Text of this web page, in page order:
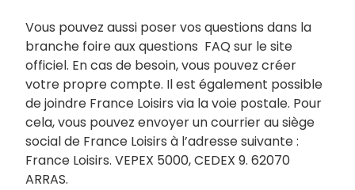
Vous pouvez aussi poser vos questions dans la
branche foire aux questions FAQ sur le site
officiel. En cas de besoin, vous pouvez créer
votre propre compte. Il est également possible
de joindre France Loisirs via la voie postale. Pour
cela, vous pouvez envoyer un courrier au siège
social de France Loisirs à l’adresse suivante :
France Loisirs. VEPEX 5000, CEDEX 9. 62070
ARRAS.